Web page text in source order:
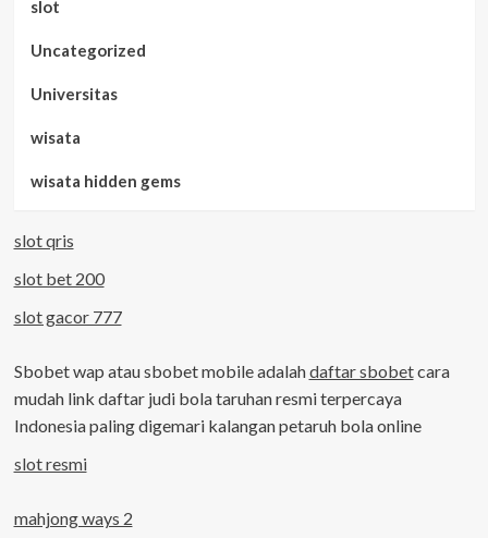
slot
Uncategorized
Universitas
wisata
wisata hidden gems
slot qris
slot bet 200
slot gacor 777
Sbobet wap atau sbobet mobile adalahdaftar sbobetcara
mudah link daftar judi bola taruhan resmi terpercaya
Indonesia paling digemari kalangan petaruh bola online
slot resmi
mahjong ways 2